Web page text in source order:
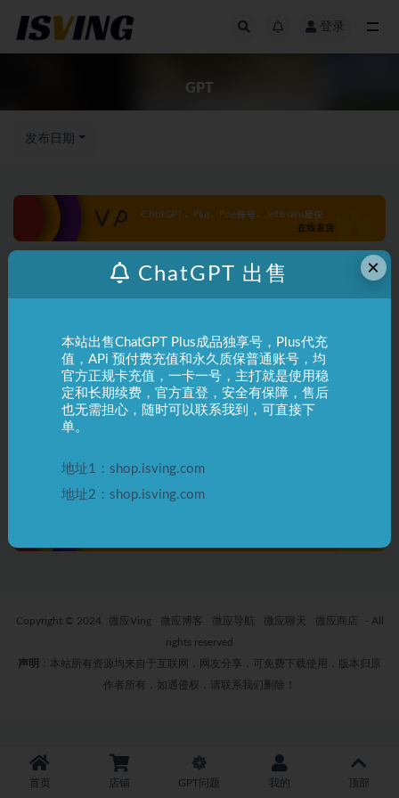
登录
GPT
发布日期
阿毛Ai智能助手 使用教程 一文
Copyright © 2024 微应Ving 微应博客 微应导航 微应聊天 微应商店
- All
rights reserved
声明
：本站所有资源均来自于互联网，网友分享，可免费下载使用，版本归原
作者所有，如遇侵权，请联系我们删除！
首页 店铺 GPT问题 我的 顶部
×
ChatGPT 出售
本站出售ChatGPT Plus成品独享号，Plus代充
值，APi 预付费充值和永久质保普通账号，均
官方正规卡充值，一卡一号，主打就是使用稳
定和长期续费，官方直登，安全有保障，售后
也无需担心，随时可以联系我到，可直接下
单。
地址1：shop.isving.com
地址2：shop.isving.com